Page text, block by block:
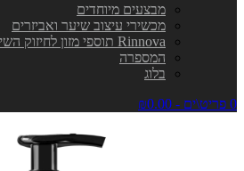
מבצעים מיוחדים
מכשירי עיצוב שיער ואביזרים
Rinnova תוספי מזון לחיזוק השיער
המספרה
בלוג
0 פריט\ים - ₪0.00